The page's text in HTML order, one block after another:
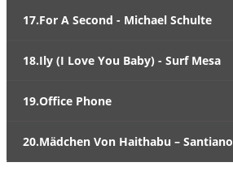
17.For A Second - Michael Schulte
18.Ily (I Love You Baby) - Surf Mesa
19.Office Phone
20.Mädchen Von Haithabu – Santiano